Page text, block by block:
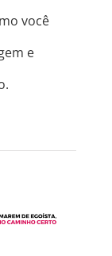
você
e